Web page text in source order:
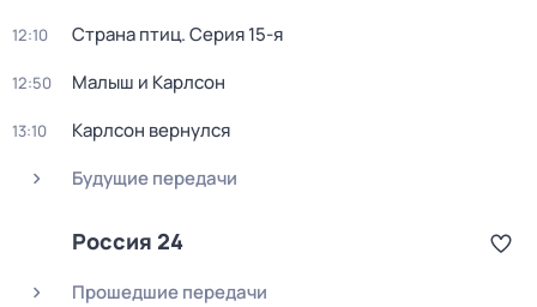
12:10 Страна птиц. Серия 15-я
12:50 Малыш и Карлсон
13:10
Карлсон вернулся
Будущие передачи
Россия 24
Прошедшие передачи